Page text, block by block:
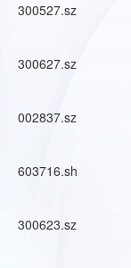
300527.sz
300627.sz
002837.sz
603716.sh
300623.sz